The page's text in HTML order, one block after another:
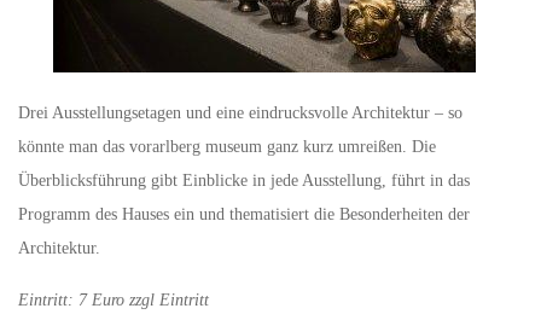
Drei Ausstellungsetagen und eine eindrucksvolle Architektur – so
könnte man das vorarlberg museum ganz kurz umreißen. Die
Überblicksführung gibt Einblicke in jede Ausstellung, führt in das
Programm des Hauses ein und thematisiert die Besonderheiten der
Architektur.
Eintritt: 7 Euro zzgl Eintritt